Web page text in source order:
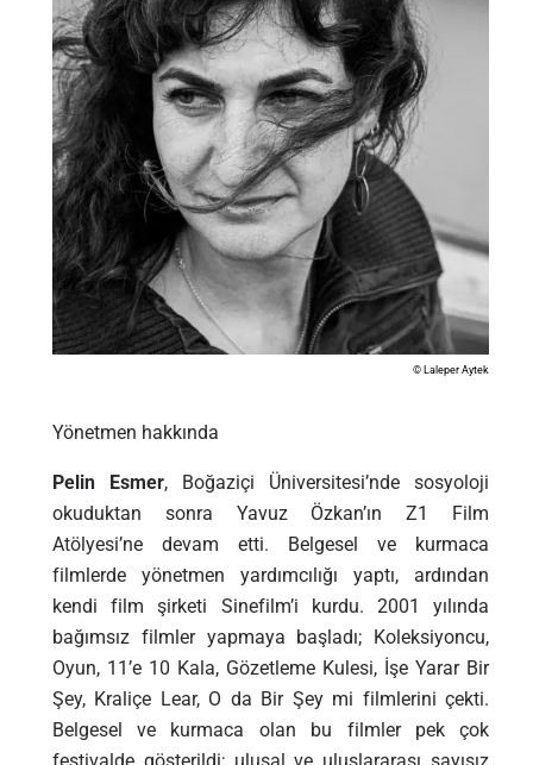
© Laleper Aytek
Yönetmen hakkında
Pelin Esmer, Boğaziçi Üniversitesi’nde sosyoloji
okuduktan sonra Yavuz Özkan’ın Z1 Film
Atölyesi’ne devam etti. Belgesel ve kurmaca
filmlerde yönetmen yardımcılığı yaptı, ardından
kendi film şirketi Sinefilm’i kurdu. 2001 yılında
bağımsız filmler yapmaya başladı; Koleksiyoncu,
Oyun, 11’e 10 Kala, Gözetleme Kulesi, İşe Yarar Bir
Şey, Kraliçe Lear, O da Bir Şey mi filmlerini çekti.
Belgesel ve kurmaca olan bu filmler pek çok